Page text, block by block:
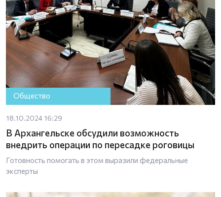
Общество
18.10.2024 16:29
В Архангельске обсудили возможность
внедрить операции по пересадке роговицы
Готовность помогать в этом выразили федеральные
эксперты